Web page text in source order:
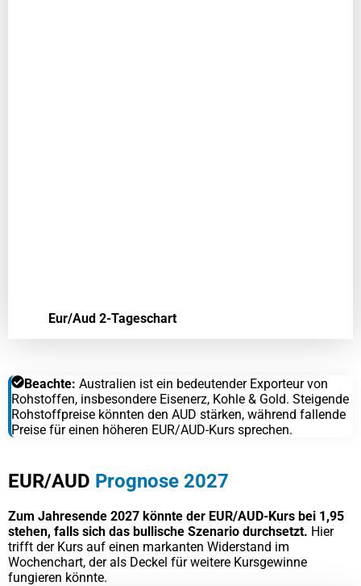
Eur/Aud 2-Tageschart
Beachte: Australien ist ein bedeutender Exporteur von
Rohstoffen, insbesondere Eisenerz, Kohle & Gold. Steigende
Rohstoffpreise könnten den AUD stärken, während fallende
Preise für einen höheren EUR/AUD-Kurs sprechen.
EUR/AUD Prognose 2027
Zum Jahresende 2027 könnte der EUR/AUD-Kurs bei 1,95
stehen, falls sich das bullische Szenario durchsetzt. Hier
trifft der Kurs auf einen markanten Widerstand im
Wochenchart, der als Deckel für weitere Kursgewinne
fungieren könnte.